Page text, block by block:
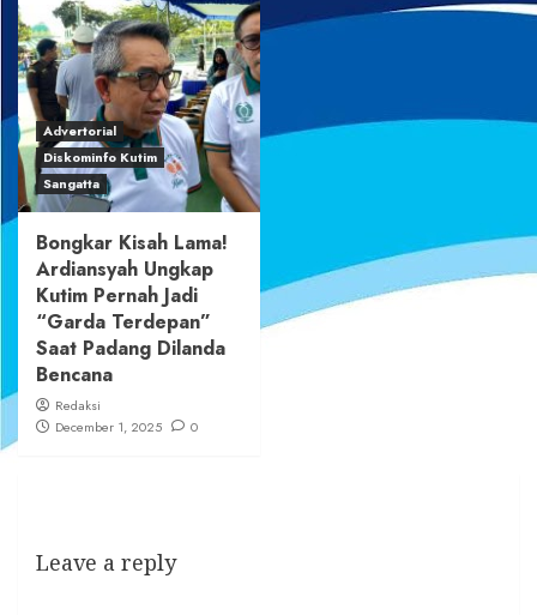
Advertorial
Diskominfo Kutim
Sangatta
Bongkar Kisah Lama!
Ardiansyah Ungkap
Kutim Pernah Jadi
“Garda Terdepan”
Saat Padang Dilanda
Bencana
Redaksi
December 1, 2025
0
Leave a reply